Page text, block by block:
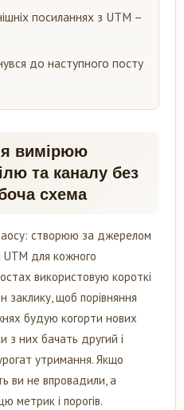
посиланнях з UTM –
до наступного посту
я вимірюю
та каналу без
схема
створюю за джерелом
UTM для кожного
використовую короткі
щоб порівняння
будую когорти нових
з них бачать другий і
утримання. Якщо
ви не впровадили, а
метрик і порогів.